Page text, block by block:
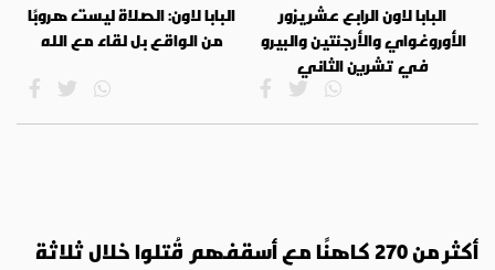
البابا لاون الرابع عشر يزور
الأوروغواي والأرجنتين والبيرو
في تشرين الثاني
البابا لاون: الصلاة ليست هروبًا
من الواقع بل لقاء مع الله
أكثر من 270 كاهنًا مع أسقفهم قُتلوا خلال ثلاثة